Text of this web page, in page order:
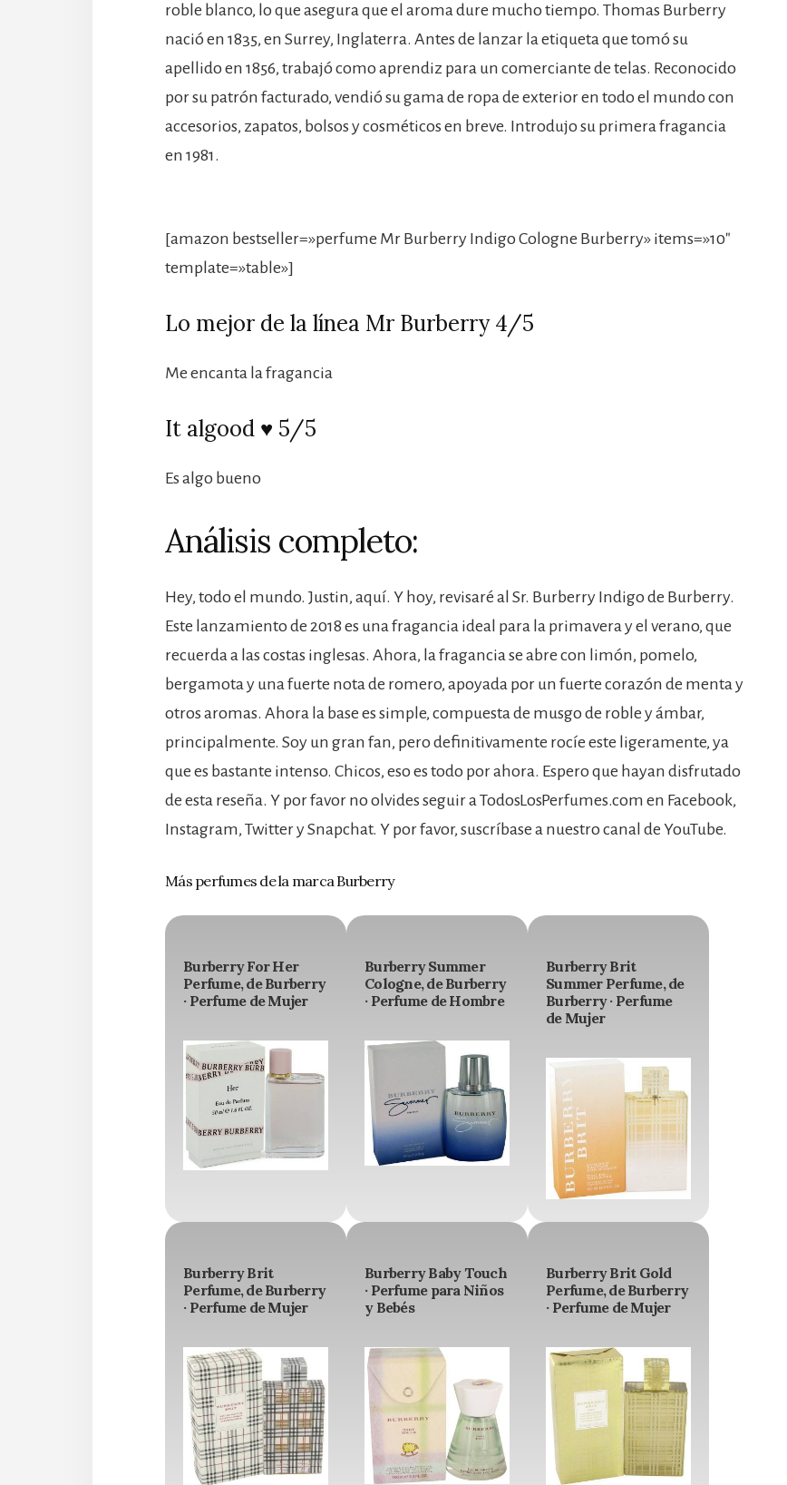
roble blanco, lo que asegura que el aroma dure mucho tiempo. Thomas Burberry
nació en 1835, en Surrey, Inglaterra. Antes de lanzar la etiqueta que tomó su
apellido en 1856, trabajó como aprendiz para un comerciante de telas. Reconocido
por su patrón facturado, vendió su gama de ropa de exterior en todo el mundo con
accesorios, zapatos, bolsos y cosméticos en breve. Introdujo su primera fragancia
en 1981.
[amazon bestseller=»perfume Mr Burberry Indigo Cologne Burberry» items=»10″
template=»table»]
Lo mejor de la línea Mr Burberry 4/5
Me encanta la fragancia
It algood ♥️ 5/5
Es algo bueno
Análisis completo:
Hey, todo el mundo. Justin, aquí. Y hoy, revisaré al Sr. Burberry Indigo de Burberry.
Este lanzamiento de 2018 es una fragancia ideal para la primavera y el verano, que
recuerda a las costas inglesas. Ahora, la fragancia se abre con limón, pomelo,
bergamota y una fuerte nota de romero, apoyada por un fuerte corazón de menta y
otros aromas. Ahora la base es simple, compuesta de musgo de roble y ámbar,
principalmente. Soy un gran fan, pero definitivamente rocíe este ligeramente, ya
que es bastante intenso. Chicos, eso es todo por ahora. Espero que hayan disfrutado
de esta reseña. Y por favor no olvides seguir a TodosLosPerfumes.com en Facebook,
Instagram, Twitter y Snapchat. Y por favor, suscríbase a nuestro canal de YouTube.
Más perfumes de la marca Burberry
Burberry For Her
Perfume, de Burberry
· Perfume de Mujer
Burberry Summer
Cologne, de Burberry
· Perfume de Hombre
Burberry Brit
Summer Perfume, de
Burberry · Perfume
de Mujer
Burberry Brit
Perfume, de Burberry
· Perfume de Mujer
Burberry Baby Touch
· Perfume para Niños
y Bebés
Burberry Brit Gold
Perfume, de Burberry
· Perfume de Mujer